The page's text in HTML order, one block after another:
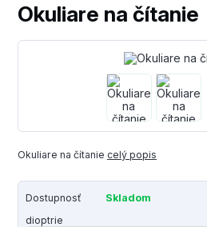
Okuliare na čítanie
Okuliare na čítanie celý popis
Dostupnosť
Skladom
dioptrie